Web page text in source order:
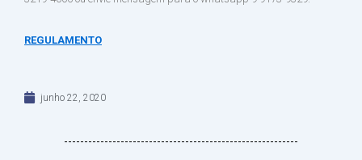
REGULAMENTO
junho 22, 2020